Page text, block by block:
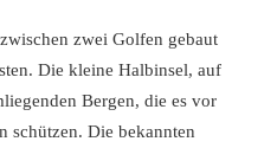
zwei Golfen gebaut
Die kleine Halbinsel, auf
Bergen, die es vor
schützen. Die bekannten